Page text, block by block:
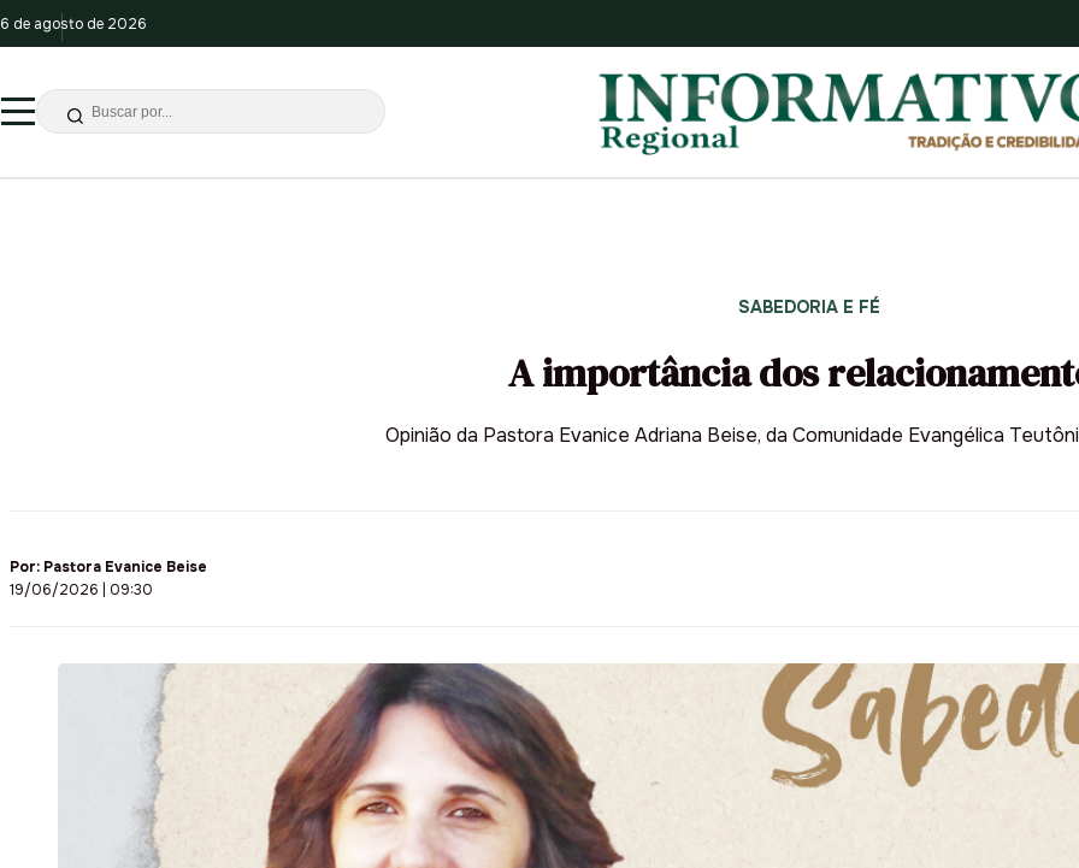
6 de agosto de 2026
SABEDORIA E FÉ
A importância dos
Opinião da Pastora Evanice Adriana Beise, da Comunidade Evangélica
Por: Pastora Evanice Beise
19/06/2026 | 09:30